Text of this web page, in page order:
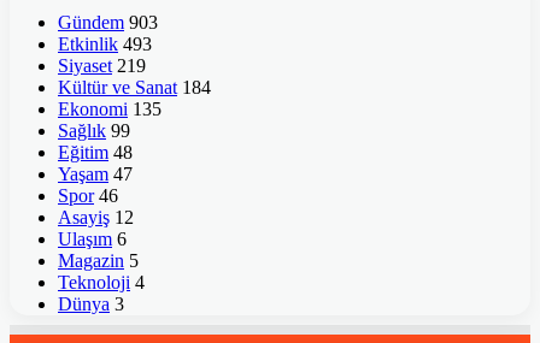
Gündem 903
Etkinlik 493
Siyaset 219
Kültür ve Sanat 184
Ekonomi 135
Sağlık 99
Eğitim 48
Yaşam 47
Spor 46
Asayiş 12
Ulaşım 6
Magazin 5
Teknoloji 4
Dünya 3